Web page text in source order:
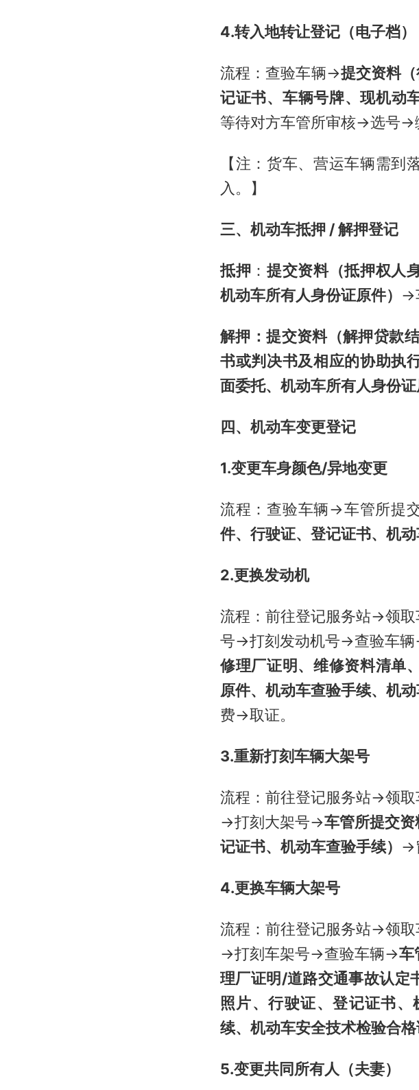
4.转入地转让登记（电子档）
流程：查验车辆→提交资料
记证书、车辆号牌、现机动
等待对方车管所审核→选号→
【注：货车、营运车辆需
入。】
三、机动车抵押 / 解押登记
抵押 ：提交资料（抵押权人
机动车所有人身份证原件） →
解押：提交资料（解押贷款
书或判决书及相应的协助执
面委托、机动车所有人身份证
四、机动车变更登记
1.变更车身颜色/异地变更
流程：查验车辆→车管所提
件、行驶证、登记证书、机动
2.更换发动机
流程：前往登记服务站→领
号→打刻发动机号→查验车
修理厂证明、维修资料清单
原件、机动车查验手续、机
费→取证。
3.重新打刻车辆大架号
流程：前往登记服务站→领
→打刻大架号→车管所提交
记证书、机动车查验手续） →
4.更换车辆大架号
流程：前往登记服务站→领
→打刻车架号→查验车辆→车
理厂证明/道路交通事故认定
照片、行驶证、登记证书
续、机动车安全技术检验合格
5.变更共同所有人（夫妻）